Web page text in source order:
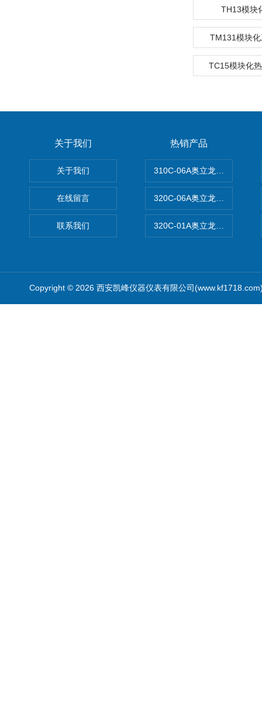
TH13模块
TM131模块
TC15模块化
关于我们
关于我们
在线留言
联系我们
热销产品
310C-06A奥立龙实验室台式
320C-06A奥立龙实验室便携
320C-01A奥立龙实验室便携
Copyright © 2026 西安凯峰仪器仪表有限公司